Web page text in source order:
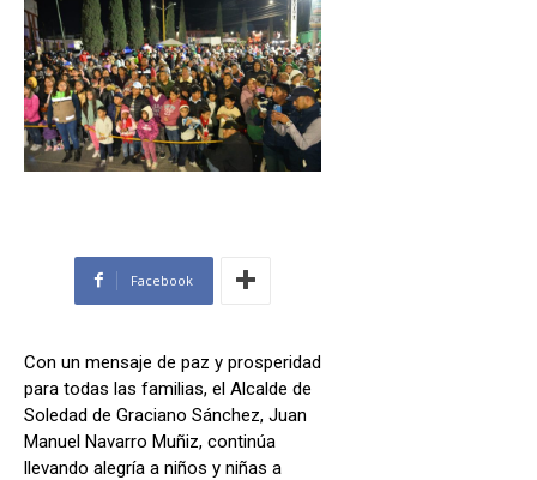
Facebook
Con un mensaje de paz y prosperidad
para todas las familias, el Alcalde de
Soledad de Graciano Sánchez, Juan
Manuel Navarro Muñiz, continúa
llevando alegría a niños y niñas a